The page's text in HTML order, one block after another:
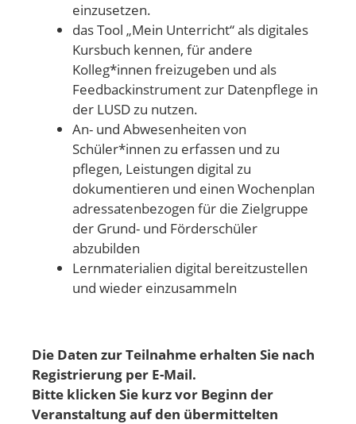
einzusetzen.
das Tool „Mein Unterricht“ als digitales
Kursbuch kennen, für andere
Kolleg*innen freizugeben und als
Feedbackinstrument zur Datenpflege in
der LUSD zu nutzen.
An- und Abwesenheiten von
Schüler*innen zu erfassen und zu
pflegen, Leistungen digital zu
dokumentieren und einen Wochenplan
adressatenbezogen für die Zielgruppe
der Grund- und Förderschüler
abzubilden
Lernmaterialien digital bereitzustellen
und wieder einzusammeln
Die Daten zur Teilnahme erhalten Sie nach
Registrierung per E-Mail.
Bitte klicken Sie kurz vor Beginn der
Veranstaltung auf den übermittelten